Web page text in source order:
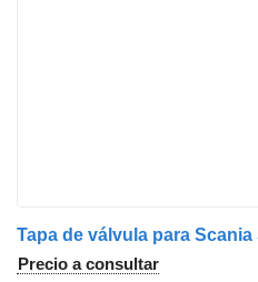
Precio a consultar